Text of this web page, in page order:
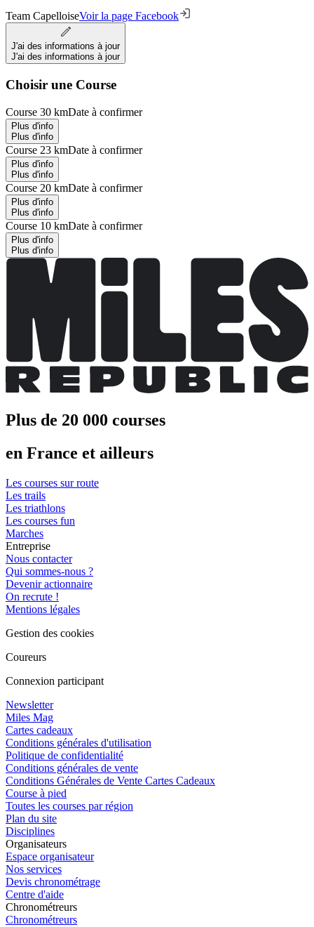
Team CapelloiseVoir la page Facebook
J'ai des informations à jour
J'ai des informations à jour
Choisir une Course
Course 30 kmDate à confirmer
Plus d'info
Plus d'info
Course 23 kmDate à confirmer
Plus d'info
Plus d'info
Course 20 kmDate à confirmer
Plus d'info
Plus d'info
Course 10 kmDate à confirmer
Plus d'info
Plus d'info
Plus de 20 000 courses
en France et ailleurs
Les courses sur route
Les trails
Les triathlons
Les courses fun
Marches
Entreprise
Nous contacter
Qui sommes-nous ?
Devenir actionnaire
On recrute !
Mentions légales
Gestion des cookies
Coureurs
Connexion participant
Newsletter
Miles Mag
Cartes cadeaux
Conditions générales d'utilisation
Politique de confidentialité
Conditions générales de vente
Conditions Générales de Vente Cartes Cadeaux
Course à pied
Toutes les courses par région
Plan du site
Disciplines
Organisateurs
Espace organisateur
Nos services
Devis chronométrage
Centre d'aide
Chronométreurs
Chronométreurs